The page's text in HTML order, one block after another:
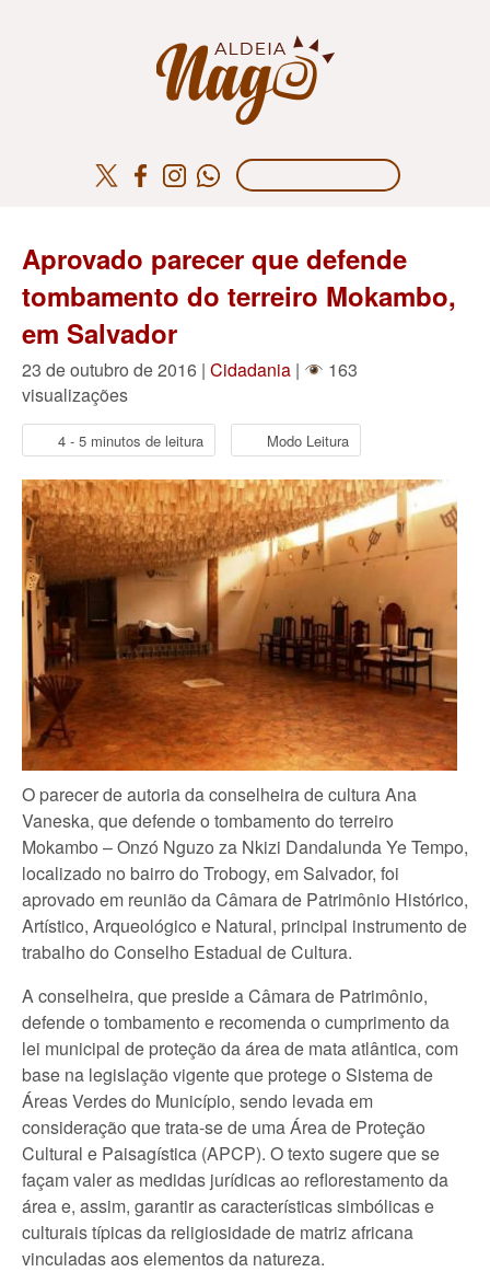
Aprovado parecer que defende
tombamento do terreiro Mokambo,
em Salvador
23 de outubro de 2016 | Cidadania |
163
visualizações
4 - 5 minutos de leitura Modo Leitura
O parecer de autoria da conselheira de cultura Ana
Vaneska, que defende o tombamento do terreiro
Mokambo – Onzó Nguzo za Nkizi Dandalunda Ye Tempo,
localizado no bairro do Trobogy, em Salvador, foi
aprovado em reunião da Câmara de Patrimônio Histórico,
Artístico, Arqueológico e Natural, principal instrumento de
trabalho do Conselho Estadual de Cultura.
A conselheira, que preside a Câmara de Patrimônio,
defende o tombamento e recomenda o cumprimento da
lei municipal de proteção da área de mata atlântica, com
base na legislação vigente que protege o Sistema de
Áreas Verdes do Município, sendo levada em
consideração que trata-se de uma Área de Proteção
Cultural e Paisagística (APCP). O texto sugere que se
façam valer as medidas jurídicas ao reflorestamento da
área e, assim, garantir as características simbólicas e
culturais típicas da religiosidade de matriz africana
vinculadas aos elementos da natureza.